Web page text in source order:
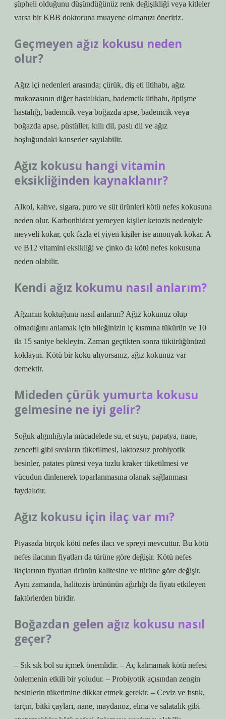
şüpheli olduğunu düşündüğünüz renk değişikliği veya kitleler
varsa bir KBB doktoruna muayene olmanızı öneririz.
Geçmeyen ağız kokusu neden
olur?
Ağız içi nedenleri arasında; çürük, diş eti iltihabı, ağız
mukozasının diğer hastalıkları, bademcik iltihabı, öpüşme
hastalığı, bademcik veya boğazda apse, bademcik veya
boğazda apse, püstüller, kıllı dil, paslı dil ve ağız
boşluğundaki kanserler sayılabilir.
Ağız kokusu hangi vitamin
eksikliğinden kaynaklanır?
Alkol, kahve, sigara, puro ve süt ürünleri kötü nefes kokusuna
neden olur. Karbonhidrat yemeyen kişiler ketozis nedeniyle
meyveli kokar, çok fazla et yiyen kişiler ise amonyak kokar. A
ve B12 vitamini eksikliği ve çinko da kötü nefes kokusuna
neden olabilir.
Kendi ağız kokumu nasıl anlarım?
Ağzımın koktuğunu nasıl anlarım? Ağız kokunuz olup
olmadığını anlamak için bileğinizin iç kısmına tükürün ve 10
ila 15 saniye bekleyin. Zaman geçtikten sonra tükürüğünüzü
koklayın. Kötü bir koku alıyorsanız, ağız kokunuz var
demektir.
Mideden çürük yumurta kokusu
gelmesine ne iyi gelir?
Soğuk algınlığıyla mücadelede su, et suyu, papatya, nane,
zencefil gibi sıvıların tüketilmesi, laktozsuz probiyotik
besinler, patates püresi veya tuzlu kraker tüketilmesi ve
vücudun dinlenerek toparlanmasına olanak sağlanması
faydalıdır.
Ağız kokusu için ilaç var mı?
Piyasada birçok kötü nefes ilacı ve spreyi mevcuttur. Bu kötü
nefes ilacının fiyatları da türüne göre değişir. Kötü nefes
ilaçlarının fiyatları ürünün kalitesine ve türüne göre değişir.
Aynı zamanda, halitozis ürününün ağırlığı da fiyatı etkileyen
faktörlerden biridir.
Boğazdan gelen ağız kokusu nasıl
geçer?
– Sık sık bol su içmek önemlidir. – Aç kalmamak kötü nefesi
önlemenin etkili bir yoludur. – Probiyotik açısından zengin
besinlerin tüketimine dikkat etmek gerekir. – Ceviz ve fıstık,
tarçın, bitki çayları, nane, maydanoz, elma ve salatalık gibi